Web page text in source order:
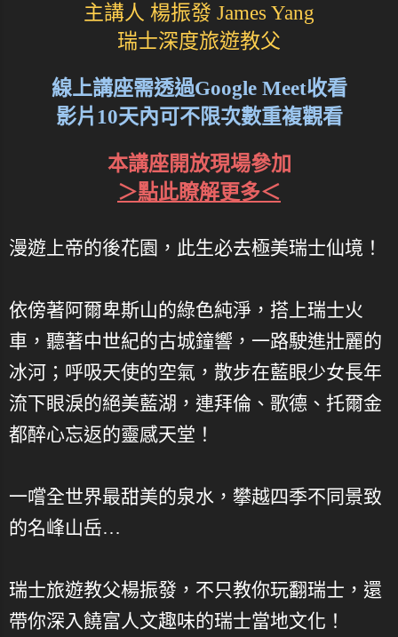
主講人 楊振發 James Yang
瑞士深度旅遊教父
線上講座需透過Google Meet收看
影片10天內可不限次數重複觀看
本講座開放現場參加
＞點此瞭解更多＜
漫遊上帝的後花園，此生必去極美瑞士仙境！
依傍著阿爾卑斯山的綠色純淨，搭上瑞士火
車，聽著中世紀的古城鐘響，一路駛進壯麗的
冰河；呼吸天使的空氣，散步在藍眼少女長年
流下眼淚的絕美藍湖，連拜倫、歌德、托爾金
都醉心忘返的靈感天堂！
一嚐全世界最甜美的泉水，攀越四季不同景致
的名峰山岳…
瑞士旅遊教父楊振發，不只教你玩翻瑞士，還
帶你深入饒富人文趣味的瑞士當地文化！